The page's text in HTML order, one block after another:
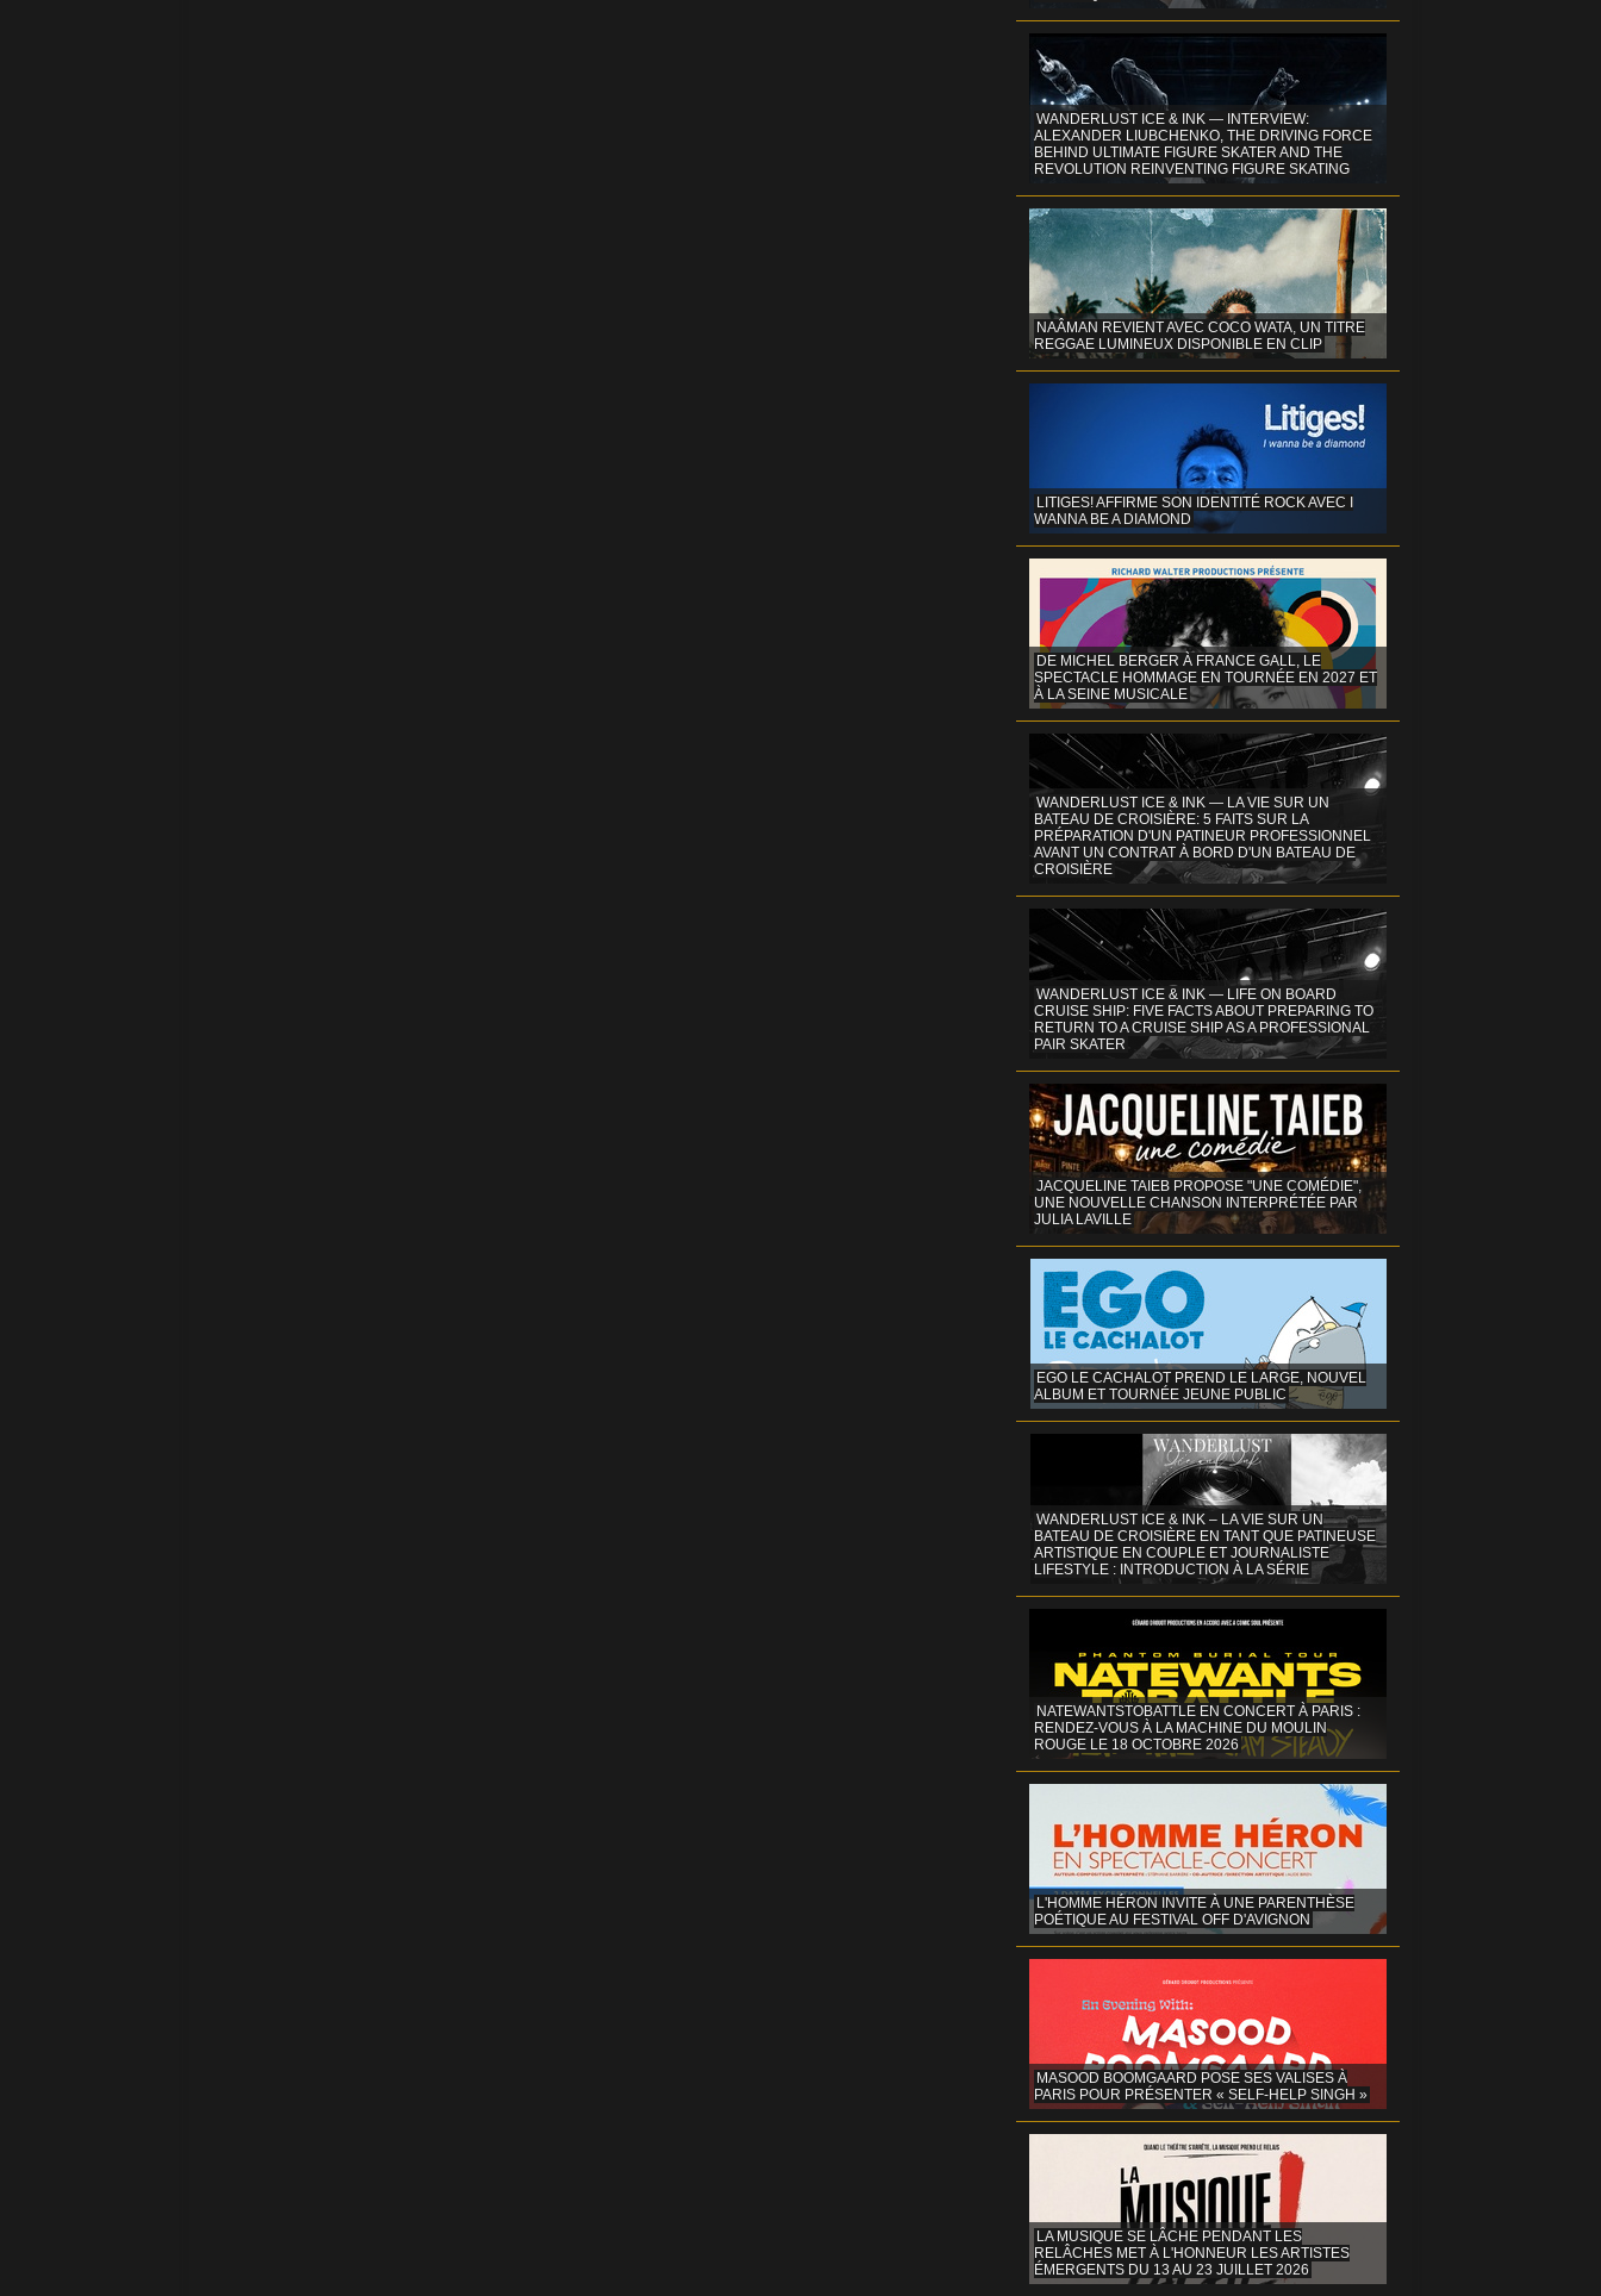
WANDERLUST ICE & INK — INTERVIEW:
ALEXANDER LIUBCHENKO, THE DRIVING FORCE
BEHIND ULTIMATE FIGURE SKATER AND THE
REVOLUTION REINVENTING FIGURE SKATING
NAÂMAN REVIENT AVEC COCO WATA, UN TITRE
REGGAE LUMINEUX DISPONIBLE EN CLIP
LITIGES! AFFIRME SON IDENTITÉ ROCK AVEC I
WANNA BE A DIAMOND
DE MICHEL BERGER À FRANCE GALL, LE
SPECTACLE HOMMAGE EN TOURNÉE EN 2027 ET
À LA SEINE MUSICALE
WANDERLUST ICE & INK — LA VIE SUR UN
BATEAU DE CROISIÈRE: 5 FAITS SUR LA
PRÉPARATION D'UN PATINEUR PROFESSIONNEL
AVANT UN CONTRAT À BORD D'UN BATEAU DE
CROISIÈRE
WANDERLUST ICE & INK — LIFE ON BOARD
CRUISE SHIP: FIVE FACTS ABOUT PREPARING TO
RETURN TO A CRUISE SHIP AS A PROFESSIONAL
PAIR SKATER
JACQUELINE TAIEB PROPOSE "UNE COMÉDIE",
UNE NOUVELLE CHANSON INTERPRÉTÉE PAR
JULIA LAVILLE
EGO LE CACHALOT PREND LE LARGE, NOUVEL
ALBUM ET TOURNÉE JEUNE PUBLIC
WANDERLUST ICE & INK – LA VIE SUR UN
BATEAU DE CROISIÈRE EN TANT QUE PATINEUSE
ARTISTIQUE EN COUPLE ET JOURNALISTE
LIFESTYLE : INTRODUCTION À LA SÉRIE
NATEWANTSTOBATTLE EN CONCERT À PARIS :
RENDEZ-VOUS À LA MACHINE DU MOULIN
ROUGE LE 18 OCTOBRE 2026
L'HOMME HÉRON INVITE À UNE PARENTHÈSE
POÉTIQUE AU FESTIVAL OFF D'AVIGNON
MASOOD BOOMGAARD POSE SES VALISES À
PARIS POUR PRÉSENTER « SELF-HELP SINGH »
LA MUSIQUE SE LÂCHE PENDANT LES
RELÂCHES MET À L'HONNEUR LES ARTISTES
ÉMERGENTS DU 13 AU 23 JUILLET 2026